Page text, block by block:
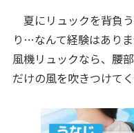
夏にリュックを背負
り…なんて経験はあり
風機リュックなら、腰
だけの風を吹きつけてく